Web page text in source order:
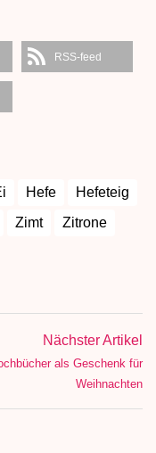
RSS-feed
Hefe
Hefeteig
Zimt
Zitrone
Nächster Artikel
als Geschenk für
Weihnachten